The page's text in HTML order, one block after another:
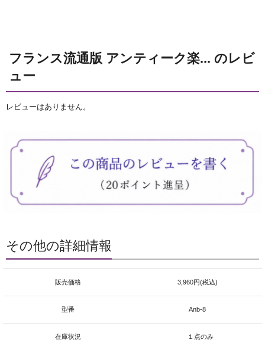
フランス流通版 アンティーク楽... のレビ
ュー
レビューはありません。
その他の詳細情報
販売価格 3,960円(税込)
型番 Anb-8
在庫状況 １点のみ